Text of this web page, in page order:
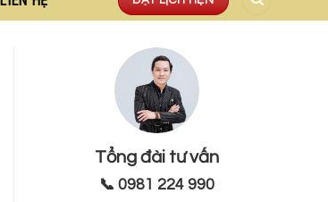
Tổng đài tư vấn
📞 0981 224 990